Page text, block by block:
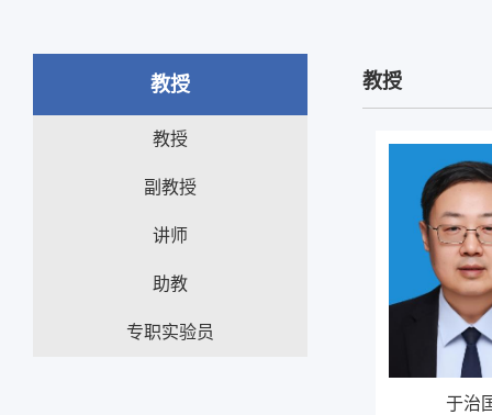
教授
教授
副教授
讲师
助教
专职实验员
教授
于治